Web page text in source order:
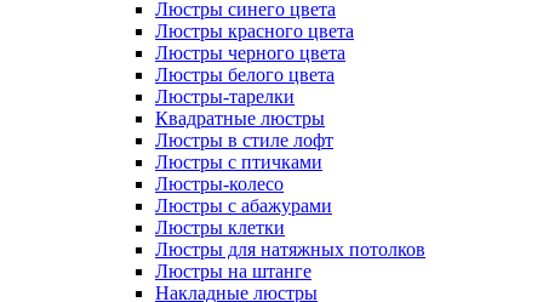
Люстры синего цвета
Люстры красного цвета
Люстры черного цвета
Люстры белого цвета
Люстры-тарелки
Квадратные люстры
Люстры в стиле лофт
Люстры с птичками
Люстры-колесо
Люстры с абажурами
Люстры клетки
Люстры для натяжных потолков
Люстры на штанге
Накладные люстры